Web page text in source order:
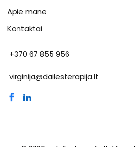
Apie mane
Kontaktai
+370 67 855 956
virginija@dailesterapija.lt